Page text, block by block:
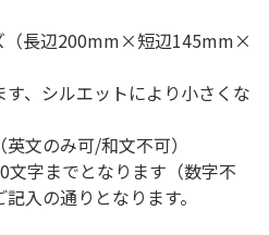
（長辺200mm×短辺145mm×
、シルエットにより小さくな
文のみ可/和文不可）
字までとなります（数字不
入の通りとなります。